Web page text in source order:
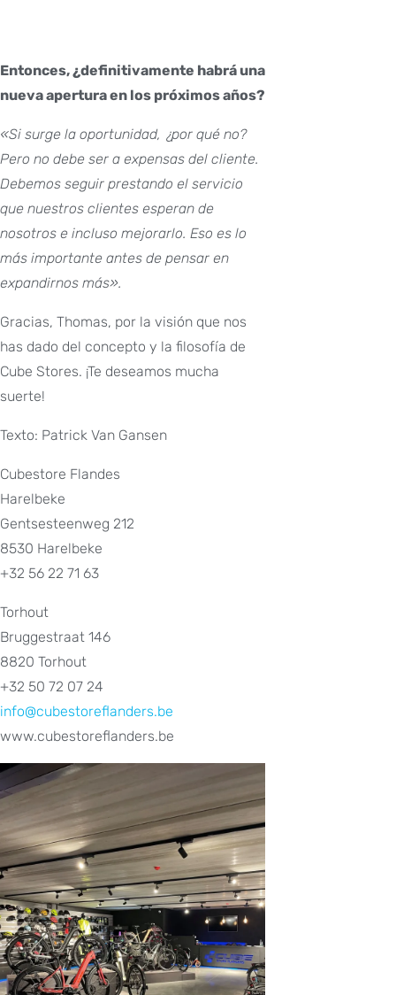
Entonces, ¿definitivamente habrá una
nueva apertura en los próximos años?
«Si surge la oportunidad, ¿por qué no?
Pero no debe ser a expensas del cliente.
Debemos seguir prestando el servicio
que nuestros clientes esperan de
nosotros e incluso mejorarlo. Eso es lo
más importante antes de pensar en
expandirnos más».
Gracias, Thomas, por la visión que nos
has dado del concepto y la filosofía de
Cube Stores. ¡Te deseamos mucha
suerte!
Texto: Patrick Van Gansen
Cubestore Flandes
Harelbeke
Gentsesteenweg 212
8530 Harelbeke
+32 56 22 71 63
Torhout
Bruggestraat 146
8820 Torhout
+32 50 72 07 24
info@cubestoreflanders.be
www.cubestoreflanders.be